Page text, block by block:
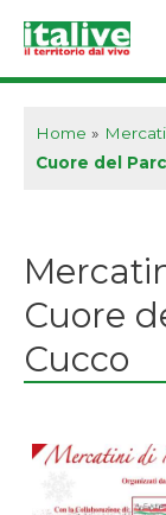
Home »
Cuore del
Cuore
Cucco